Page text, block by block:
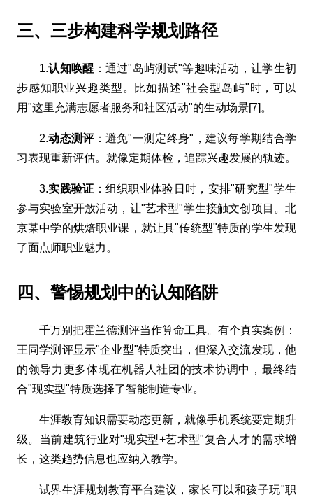
三、三步构建科学规划路径
1.认知唤醒 ：通过"岛屿测试"等趣味活动，让学生初
步感知职业兴趣类型。比如描述"社会型岛屿"时，可以
用"这里充满志愿者服务和社区活动"的生动场景[7]。
2.动态测评：避免"一测定终身"，建议每学期结合学
习表现重新评估。就像定期体检，追踪兴趣发展的轨迹。
3.实践验证 ：组织职业体验日时，安排"研究型"学生
参与实验室开放活动，让"艺术型"学生接触文创项目。北
京某中学的烘焙职业课，就让具"传统型"特质的学生发现
了面点师职业魅力。
四、警惕规划中的认知陷阱
千万别把霍兰德测评当作算命工具。有个真实案例：
王同学测评显示"企业型"特质突出，但深入交流发现，他
的领导力更多体现在机器人社团的技术协调中，最终结
合"现实型"特质选择了智能制造专业。
生涯教育知识需要动态更新，就像手机系统要定期升
级。当前建筑行业对"现实型+艺术型"复合人才的需求增
长，这类趋势信息也应纳入教学。
试界生涯规划教育平台建议，家长可以和孩子玩"职